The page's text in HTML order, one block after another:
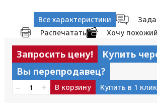
Все характеристики
Распечатать
Хочу
Запросить цену!
Купить
Вы перепродавец?
– + В корзину Купить в 1 клик